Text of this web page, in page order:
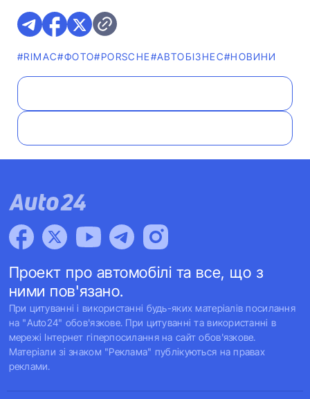
#RIMAC#ФОТО#PORSCHE#АВТОБІЗНЕС#НОВИНИ
Проект про автомобілі та все, що з
ними пов'язано.
При цитуванні і використанні будь-яких матеріалів посилання
на "Auto24" обов'язкове. При цитуванні та використанні в
мережі Інтернет гіперпосилання на сайт обов'язкове.
Матеріали зі знаком "Реклама" публікуються на правах
реклами.